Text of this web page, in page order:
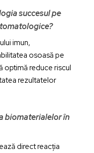
succesul pe
imun,
osoasă pe
optimă reduce riscul
rezultatelor
biomaterialelor în
direct reacția